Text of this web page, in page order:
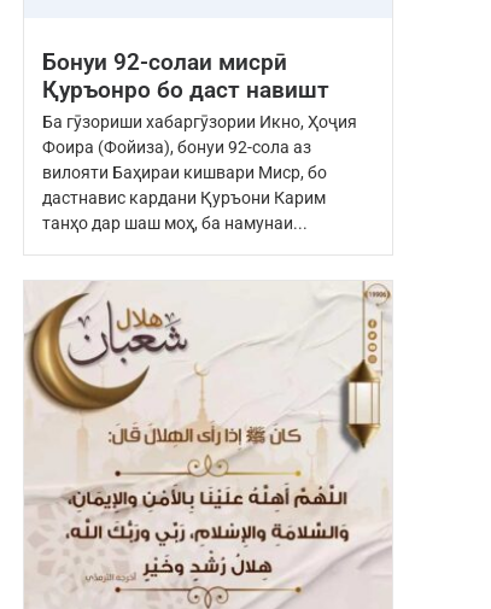
Бонуи 92-солаи мисрӣ
Қуръонро бо даст навишт
Ба гӯзориши хабаргӯзории Икно, Ҳоҷия
Фоира (Фойиза), бонуи 92-сола аз
вилояти Баҳираи кишвари Миср, бо
дастнавис кардани Қуръони Карим
танҳо дар шаш моҳ, ба намунаи...